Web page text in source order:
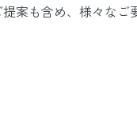
案も含め、様々な